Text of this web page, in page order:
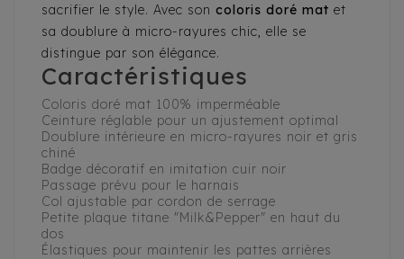
sacrifier le style. Avec son coloris doré mat et
sa doublure à micro-rayures chic, elle se
distingue par son élégance.
Caractéristiques
Coloris doré mat 100% imperméable
Ceinture réglable pour un ajustement optimal
Doublure intérieure en micro-rayures noir et gris
chiné
Badge décoratif en imitation cuir noir
Passage prévu pour le harnais
Col ajustable par cordon de serrage
Petite plaque titane "Milk&Pepper" en haut du
dos
Élastiques pour maintenir les pattes arrières